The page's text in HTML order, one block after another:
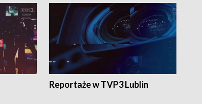
Reportaże w TVP3 Lublin